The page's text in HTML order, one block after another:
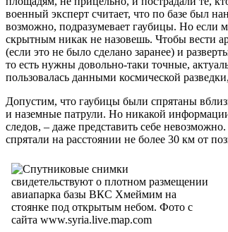
военный эксперт считает, что по базе был
возможно, подразумевает гаубицы. Но если
скрытным никак не назовешь. Чтобы вести
(если это не было сделано заранее) и
то есть нужны довольно-таки точные,
пользовалась данными космической
Допустим, что гаубицы были спрятаны
и наземные патрули. Но никакой
следов, – даже представить себе
спрятали на расстоянии не более 30 км от